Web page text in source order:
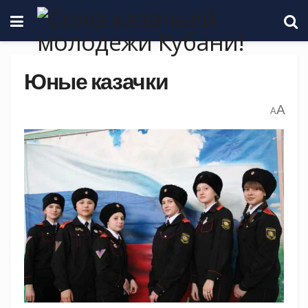
Юные казачки
AA